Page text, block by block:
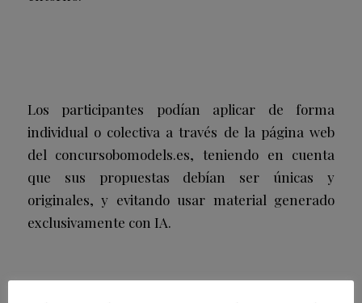
Los participantes podían aplicar de forma
individual o colectiva a través de la página web
del concursobomodels.es, teniendo en cuenta
que sus propuestas debían ser únicas y
originales, y evitando usar material generado
exclusivamente con IA.